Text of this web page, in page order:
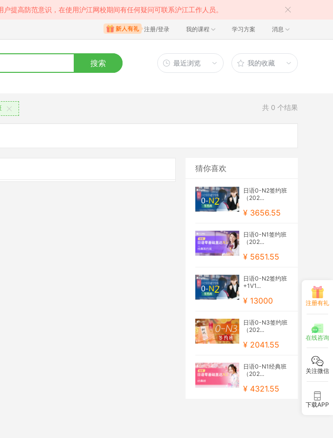
提高防范意识，在使用沪江网校期间有任何疑问可联系沪江工作人员。
注册/登录 我的课程 学习方案 消息
搜索 最近浏览 我的收藏
共 0 个结果
猜你喜欢
日语0-N2签约班
（202...
¥ 3656.55
日语0-N1签约班
（202...
¥ 5651.55
日语0-N2签约班
+1V1...
¥ 13000
日语0-N3签约班
（202...
¥ 2041.55
日语0-N1经典班
（202...
¥ 4321.55
注册有礼
在线咨询
关注微信
下载APP